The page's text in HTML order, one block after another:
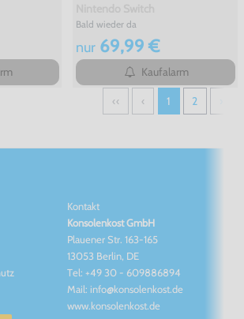
Bald wieder da
nur69,99 €
Kaufalarm
‹‹ ‹ 1 2
Kontakt
Konsolenkost GmbH
Plauener Str. 163-165
13053 Berlin, DE
Tel: +49 30 - 609886894
Mail: info@konsolenkost.de
www.konsolenkost.de